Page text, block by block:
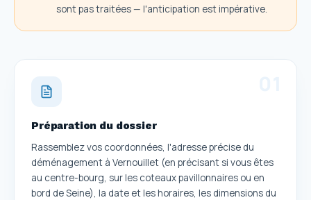
sont pas traitées — l'anticipation est impérative.
Préparation du dossier
Rassemblez vos coordonnées, l'adresse précise du
déménagement à Vernouillet (en précisant si vous êtes
au centre-bourg, sur les coteaux pavillonnaires ou en
bord de Seine), la date et les horaires, les dimensions du